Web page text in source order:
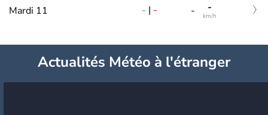
Mardi 11 - | - - -
km/h
Actualités Météo à l'étranger